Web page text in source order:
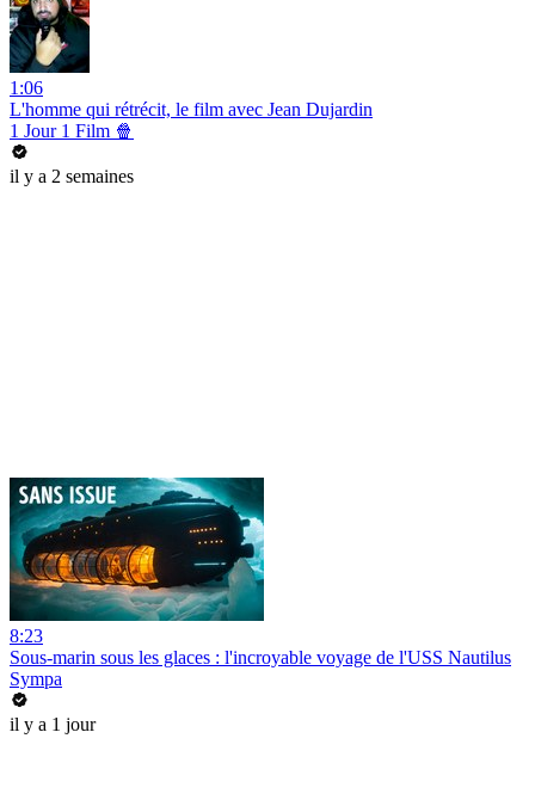
1:06
L'homme qui rétrécit, le film avec Jean Dujardin
1 Jour 1 Film 🍿
il y a 2 semaines
8:23
Sous-marin sous les glaces : l'incroyable voyage de l'USS Nautilus
Sympa
il y a 1 jour